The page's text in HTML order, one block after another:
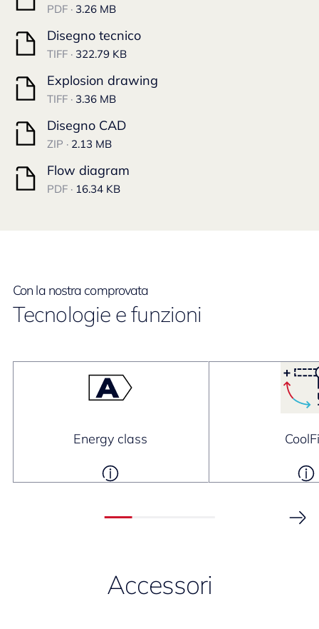
PDF · 3.26 MB
Disegno tecnico
TIFF · 322.79 KB
Explosion drawing
TIFF · 3.36 MB
Disegno CAD
ZIP · 2.13 MB
Flow diagram
PDF · 16.34 KB
Con la nostra comprovata
Tecnologie e funzioni
Energy class
Accessori